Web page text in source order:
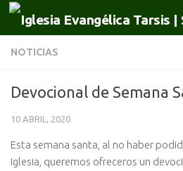
Saltar al contenido
NOTICIAS
Devocional de Semana
10 ABRIL, 2020
Esta semana santa, al no haber
Iglesia, queremos ofreceros un